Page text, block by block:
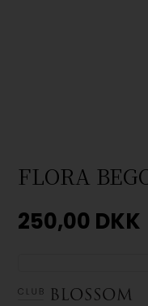
FLORA
250,00 DKK